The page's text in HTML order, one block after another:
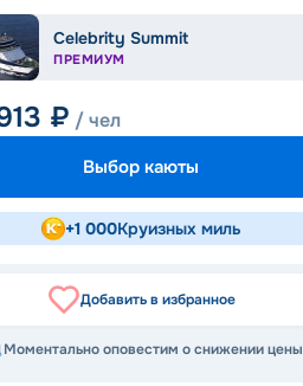
Celebrity Summit
ПРЕМИУМ
₽ / чел
Выбор каюты
+1 000Круизных миль
Добавить в избранное
Моментально оповестим о снижении цены